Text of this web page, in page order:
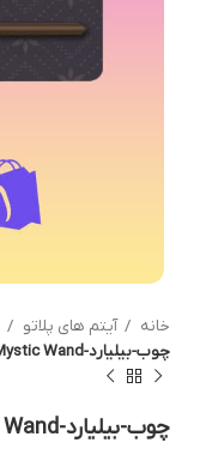
خانه آیتم های پلاتو
چوب-بیلیارد-Mystic Wand
چوب-بیلیارد-Mystic Wand